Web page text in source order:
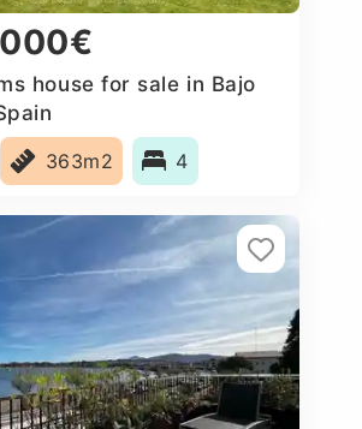
house for sale in Bajo
363m2 4